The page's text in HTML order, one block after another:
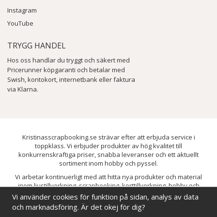
Trädgårdsdekorationer:
Du kan skapa mosaikstenar, trädgårdsstatyer, eller till och
med dekorera en hel vägg eller uteplats.
Möbler:
Bord, stolar och andra möbler kan förskönas med mosaik.
Smycken:
Mosaik kan användas för att skapa unika halsband, armband,
örhängen och broscher.
Speglar och ramar:
Mosaikramar kan ge speglar och foton en unik och personlig
touch.
Instagram
YouTube
TRYGG HANDEL
Hos oss handlar du tryggt och säkert med
Pricerunner köpgaranti och betalar med
Swish, kontokort, internetbank eller faktura
via Klarna.
Kristinasscrapbooking.se strävar efter att erbjuda service i
toppklass. Vi erbjuder produkter av hög kvalitet till
konkurrenskraftiga priser, snabba leveranser och ett aktuellt
sortiment inom hobby och pyssel.
Vi arbetar kontinuerligt med att hitta nya produkter och material
inom ljustillverkning, scrapbooking, korttillverkning, hobby och
pyssel. Målet är att bredda sortimentet och löpande förbättra och
utveckla vårt utbud, så att du alltid kan hitta det du behöver hos oss.
Vi använder cookies för funktion på sidan, analys av data
och marknadsföring. Är det okej för dig?